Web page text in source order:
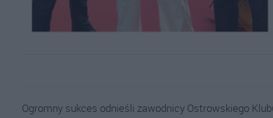
Ogromny sukces odnieśli zawodnicy Ostrowskiego